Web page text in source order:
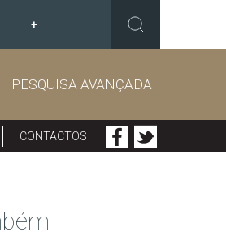
+
PESQUISA AVANÇADA
CONTACTOS